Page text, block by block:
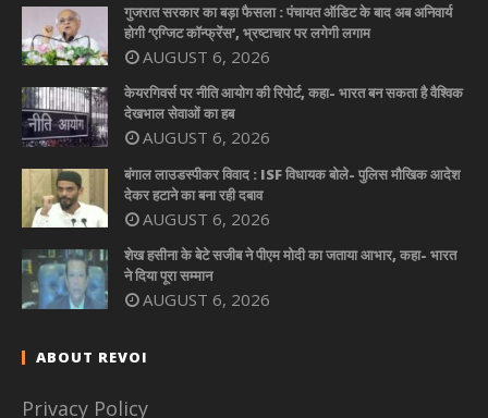
गुजरात सरकार का बड़ा फैसला : पंचायत ऑडिट के बाद अब अनिवार्य
होगी ‘एग्जिट कॉन्फ्रेंस’, भ्रष्टाचार पर लगेगी लगाम
AUGUST 6, 2026
केयरगिवर्स पर नीति आयोग की रिपोर्ट, कहा- भारत बन सकता है वैश्विक
देखभाल सेवाओं का हब
AUGUST 6, 2026
बंगाल लाउडस्पीकर विवाद : ISF विधायक बोले- पुलिस मौखिक आदेश
देकर हटाने का बना रही दबाव
AUGUST 6, 2026
शेख हसीना के बेटे सजीब ने पीएम मोदी का जताया आभार, कहा- भारत
ने दिया पूरा सम्मान
AUGUST 6, 2026
ABOUT REVOI
Privacy Policy